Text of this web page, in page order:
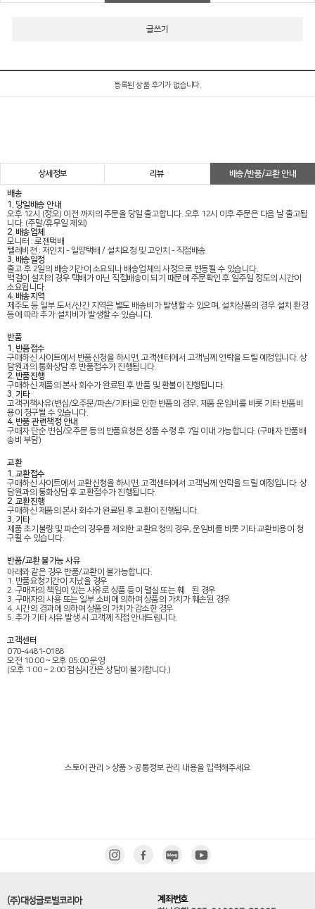
상세정보 리뷰 배송/반품/교환 안내
배송
1. 당일배송 안내
오후 12시 (정오) 이전 까지의 주문을 당일 출고합니다. 오후 12시 이후 주문은 다음 날 출고됩
니다. (주말/휴무일 제외)
2. 배송업체
모니터 : 로젠택배
텔레비젼 : 저인치 - 일양택배 / 설치요청 및 고인치 - 직접배송
3. 배송일정
출고 후 2일의 배송기간이 소요되나 배송업체의 사정으로 변동될 수 있습니다.
벽걸이 설치의 경우 택배가 아닌 직접배송이 되기 때문에 주문확인 후 일주일 정도의 시간이
소요됩니다.
4. 배송지역
제주도 등 일부 도서/산간 지역은 별도 배송비가 발생할 수 있으며, 설치상품의 경우 설치 환경
등에 따라 추가 설치비가 발생할 수 있습니다.
반품
1. 반품접수
구매하신 사이트에서 반품신청을 하시면, 고객센터에서 고객님께 연락을 드릴 예정입니다. 상
담원과의 통화상담 후 반품접수가 진행됩니다.
2. 반품진행
구매하신 제품의 본사 회수가 완료된 후 반품 및 환불이 진행됩니다.
3. 기타
고객귀책사유(변심/오주문/파손/기타)로 인한 반품의 경우, 제품 운임비를 비롯 기타 반품비
용이 청구될 수 있습니다.
4. 반품 관련책정 안내
구매자 단순 변심/오주문 등의 반품요청은 상품 수령 후 7일 이내 가능합니다. (구매자 반품배
송비 부담)
교환
1. 교환접수
구매하신 사이트에서 교환신청을 하시면, 고객센터에서 고객님께 연락을 드릴 예정입니다. 상
담원과의 통화상담 후 교환접수가 진행됩니다.
2. 교환진행
구매하신 제품의 본사 회수가 완료된 후 교환이 진행됩니다.
3. 기타
제품 초기불량 및 파손의 경우를 제외한 교환요청의 경우, 운임비를 비롯 기타 교환비용이 청
구될 수 있습니다.
반품/교환 불가능 사유
아래와 같은 경우 반품/교환이 불가능합니다.
1. 반품요청기간이 지났을 경우
2. 구매자의 책임이 있는 사유로 상품 등이 멸실 또는 훼솓된 경우
3. 구매자의 사용 또는 일부 소비에 의하여 상품의 가치가 훼손된 경우
4. 시간의 경과에 의하여 상품의 가치가 감소한 경우
5. 추가 기타 사유 발생 시 고객께 직접 안내드립니다.
고객센터
070-4481-0188
오전 10:00 ~ 오후 05:00 운영
(오후 1:00 ~ 2:00 점심시간은 상담이 불가합니다.)
스토어 관리 > 상품 > 공통정보 관리 내용을 입력해주세요
(주)대성글로벌코리아
계좌번호